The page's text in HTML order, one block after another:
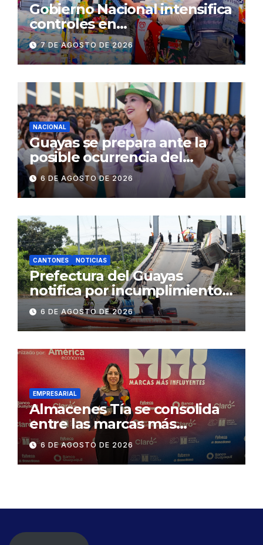
Gobierno Nacional intensifica
controles en
establecimientos y espacios
públicos de Pichincha: 684
operativos en zonas
comerciales y de
concurrencia
7 DE AGOSTO DE 2026
NACIONAL
Guayas se prepara ante la
posible ocurrencia del
fenómeno de El Niño:
Gobierno Nacional capacita a
2.500 jóvenes
6 DE AGOSTO DE 2026
CANTONES NOTICIAS
Prefectura del Guayas
notifica por incumplimiento
contractual a la
Concesionaria CONORTE y
exige celeridad en
desmontaje del puente
Gonzalo Icaza Cornejo, en
Daule
6 DE AGOSTO DE 2026
EMPRESARIAL
Almacenes Tía se consolida
entre las marcas más
influyentes del Ecuador
6 DE AGOSTO DE 2026